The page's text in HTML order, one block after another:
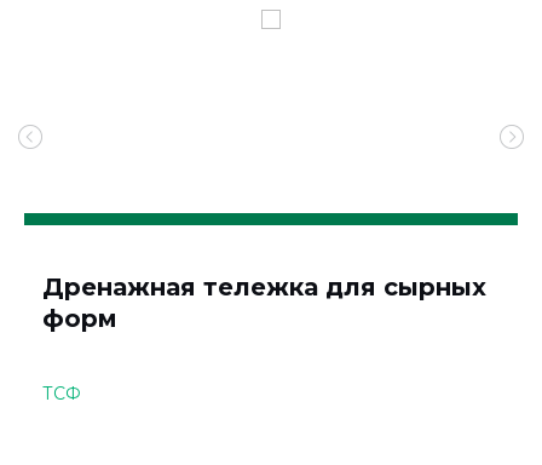
Дренажная тележка для сырных
форм
ТСФ